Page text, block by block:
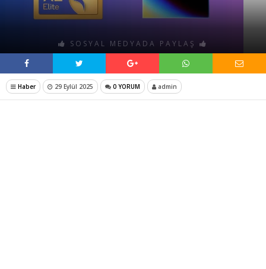
SOSYAL MEDYADA PAYLAŞ
Haber 29 Eylül 2025 0 YORUM admin